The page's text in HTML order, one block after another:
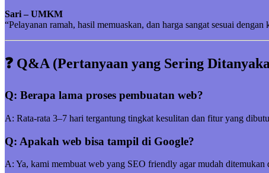
Sari – UMKM
“Pelayanan ramah, hasil memuaskan, dan harga sangat sesuai dengan
❓ Q&A (Pertanyaan yang Sering
Q: Berapa lama proses pembuatan web?
A: Rata-rata 3–7 hari tergantung tingkat kesulitan dan fitur yang
Q: Apakah web bisa tampil di Google?
A: Ya, kami membuat web yang SEO friendly agar mudah ditemukan